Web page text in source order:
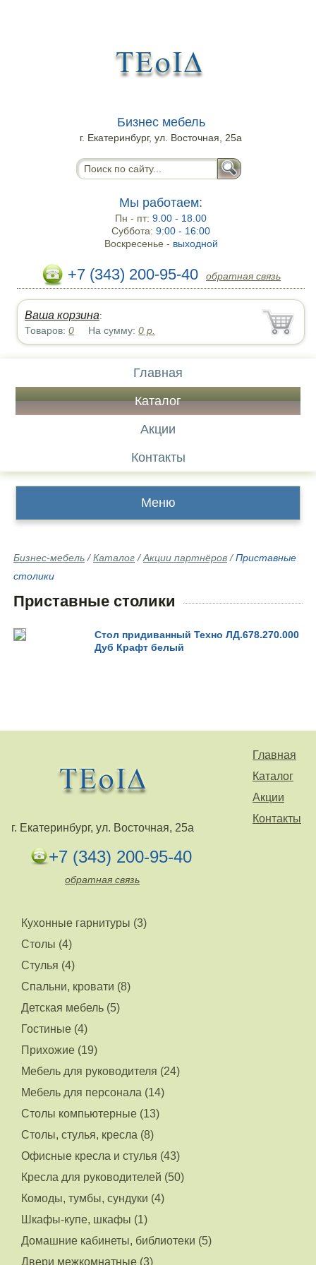
Бизнес мебель
г. Екатеринбург, ул. Восточная, 25а
Мы работаем:
Пн - пт:9.00 - 18.00
Суббота:9:00 - 16:00
Воскресенье - выходной
+7 (343) 200-95-40 обратная связь
Ваша корзина:
Товаров:0 На сумму:0 р.
Главная
Каталог
Акции
Контакты
Меню
Бизнес-мебель /Каталог /Акции партнёров /Приставные
столики
Приставные столики
Стол придиванный Техно ЛД.678.270.000
Дуб Крафт белый
Главная
Каталог
Акции
Контакты
г. Екатеринбург, ул. Восточная, 25а
+7 (343) 200-95-40
обратная связь
Кухонные гарнитуры (3)
Столы (4)
Стулья (4)
Спальни, кровати (8)
Детская мебель (5)
Гостиные (4)
Прихожие (19)
Мебель для руководителя (24)
Мебель для персонала (14)
Столы компьютерные (13)
Столы, стулья, кресла (8)
Офисные кресла и стулья (43)
Кресла для руководителей (50)
Комоды, тумбы, сундуки (4)
Шкафы-купе, шкафы (1)
Домашние кабинеты, библиотеки (5)
Двери межкомнатные (3)